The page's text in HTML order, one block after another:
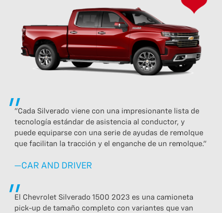
"Cada Silverado viene con una impresionante lista de
tecnología estándar de asistencia al conductor, y
puede equiparse con una serie de ayudas de remolque
que facilitan la tracción y el enganche de un remolque."
—CAR AND DRIVER
El Chevrolet Silverado 1500 2023 es una camioneta
pick-up de tamaño completo con variantes que van